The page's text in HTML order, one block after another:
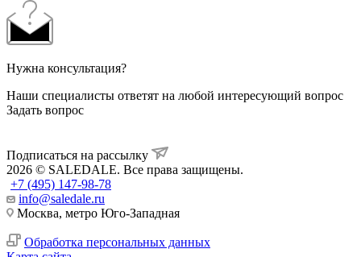
Нужна консультация?
Наши специалисты ответят на любой интересующий вопрос
Задать вопрос
Подписаться на рассылку
2026 © SALEDALE. Все права защищены.
+7 (495) 147-98-78
info@saledale.ru
Москва, метро Юго-Западная
Обработка персональных данных